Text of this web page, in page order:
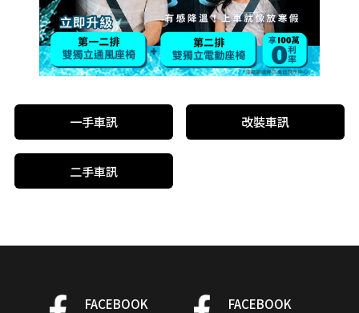
一手車訊 改裝車訊
二手車訊
FACEBOOK
FACEBOOK